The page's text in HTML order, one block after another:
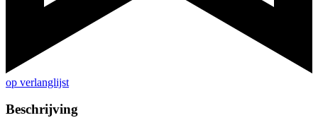
op verlanglijst
Beschrijving